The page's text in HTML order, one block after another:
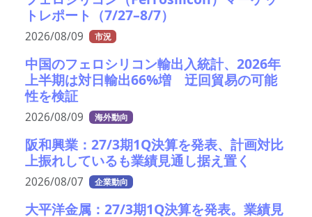
トレポート（7/27–8/7）
2026/08/09 市況
中国のフェロシリコン輸出入統計、2026年
上半期は対日輸出66%増 迂回貿易の可能
性を検証
2026/08/09 海外動向
阪和興業：27/3期1Q決算を発表、計画対比
上振れしているも業績見通し据え置く
2026/08/07 企業動向
大平洋金属：27/3期1Q決算を発表。業績見